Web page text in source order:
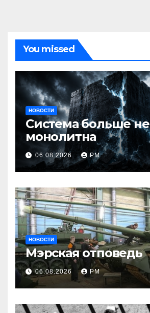
You missed
НОВОСТИ
Система больше не
монолитна
06.08.2026 РМ
НОВОСТИ
Мэрская отповедь
06.08.2026 РМ